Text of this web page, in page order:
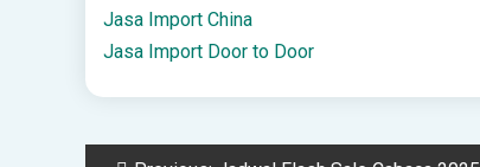
Jasa Import China
Jasa Import Door to Door